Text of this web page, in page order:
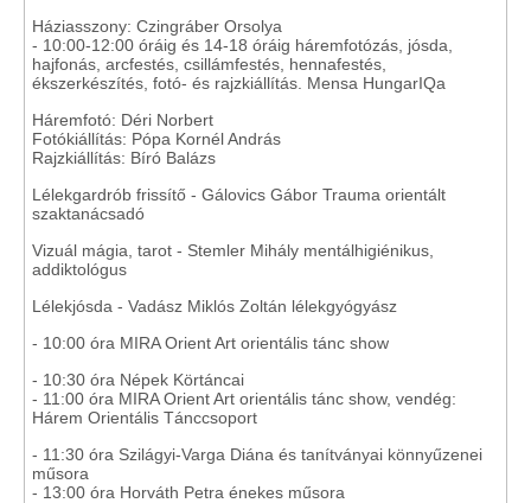
Háziasszony: Czingráber Orsolya
- 10:00-12:00 óráig és 14-18 óráig háremfotózás, jósda,
hajfonás, arcfestés, csillámfestés, hennafestés,
ékszerkészítés, fotó- és rajzkiállítás. Mensa HungarIQa
Háremfotó: Déri Norbert
Fotókiállítás: Pópa Kornél András
Rajzkiállítás: Bíró Balázs
Lélekgardrób frissítő - Gálovics Gábor Trauma orientált
szaktanácsadó
Vizuál mágia, tarot - Stemler Mihály mentálhigiénikus,
addiktológus
Lélekjósda - Vadász Miklós Zoltán lélekgyógyász
- 10:00 óra MIRA Orient Art orientális tánc show
- 10:30 óra Népek Körtáncai
- 11:00 óra MIRA Orient Art orientális tánc show, vendég:
Hárem Orientális Tánccsoport
- 11:30 óra Szilágyi-Varga Diána és tanítványai könnyűzenei
műsora
- 13:00 óra Horváth Petra énekes műsora